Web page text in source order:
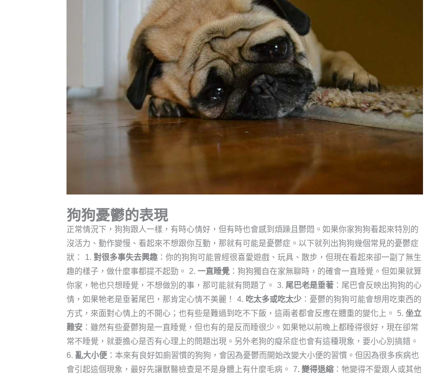
狗狗憂鬱的表現
正常情況下，狗狗跟人一樣，有時心情好，但有時也會感到煩躁且鬱悶。如果你家狗狗看起來特別的
沒活力、動作變慢、看起來不想跟你互動，那就有可能是憂鬱症。以下就列出狗狗幾個常見的憂鬱症
狀：
1.對很多事失去興趣 ：你的狗狗可能曾經很喜愛遊戲、玩具、散步，但現在看起來卻一副了無生
趣的樣子，做什麼事都提不起勁。
2. 一直睡覺 ：狗狗獨自在家無聊時，的確會一直睡覺。但如果就算
你家，牠也只想睡覺，不想做別的事，那可能就有問題了。
3. 尾巴老是垂著 ：尾巴會反映出狗狗的心
情，如果牠老是垂著尾巴，那肯定心情不美麗！
4. 吃太多或吃太少 ：憂鬱的狗狗可能會想用吃東西的
方式，來面對心情上的不開心；也有些是難過到吃不下飯，這兩者都會反應在體重的變化上。
5.坐立
難安 ：雖然有些憂鬱狗是一直睡覺，但也有的是反而睡很少。如果牠以前晚上都睡得很好，現在卻常
常不睡覺，就要擔心是否有心理上的問題出現。另外老狗的癡呆症也會有這種現象，要小心別搞錯。
6. 亂大小便 ：本來有良好如廁習慣的狗狗，會因為憂鬱而開始改變大小便的習慣。但因為很多疾病也
會引起這個現象，最好先讓獸醫檢查是不是身體上有什麼毛病。
7. 變得退縮 ：牠變得不愛跟人或其他